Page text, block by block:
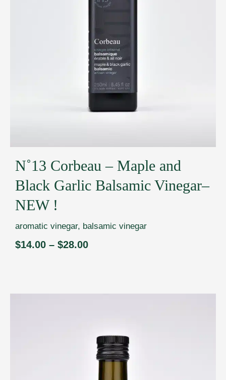
N˚13 Corbeau – Maple and
Black Garlic Balsamic Vinegar–
NEW !
aromatic vinegar, balsamic vinegar
$14.00 – $28.00Price